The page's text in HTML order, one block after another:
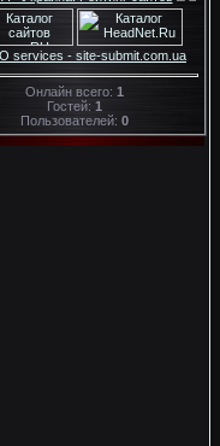
Онлайн всего: 1
Гостей: 1
Пользователей: 0